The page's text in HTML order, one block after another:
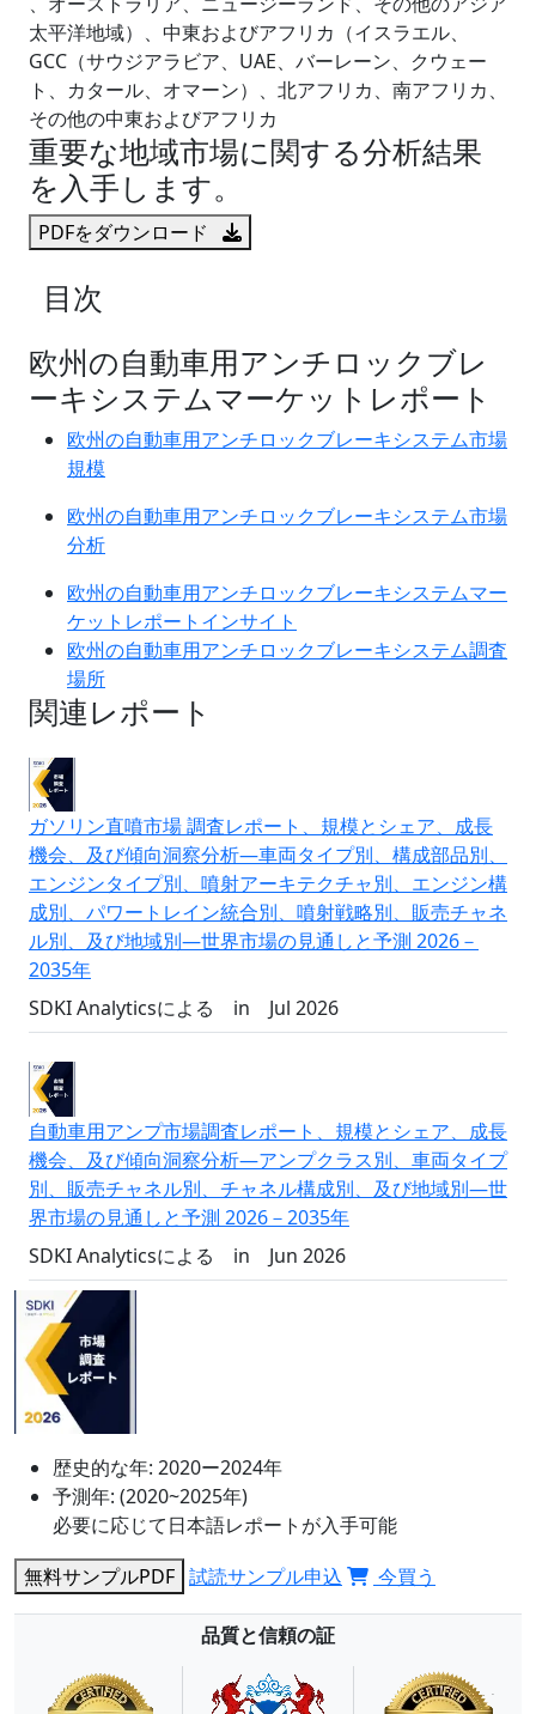
太平洋地域）、中東およびアフリカ（イスラエル、
GCC（サウジアラビア、UAE、バーレーン、クウェー
ト、カタール、オマーン）、北アフリカ、南アフリカ、
その他の中東およびアフリカ
重要な地域市場に関する分析結果
を入手します。
PDFをダウンロード
目次
欧州の自動車用アンチロックブレ
ーキシステムマーケットレポート
欧州の自動車用アンチロックブレーキシステム市場
規模
欧州の自動車用アンチロックブレーキシステム市場
分析
欧州の自動車用アンチロックブレーキシステムマー
ケットレポートインサイト
欧州の自動車用アンチロックブレーキシステム調査
場所
関連レポート
ガソリン直噴市場 調査レポート、規模とシェア、成長
機会、及び傾向洞察分析―車両タイプ別、構成部品別、
エンジンタイプ別、噴射アーキテクチャ別、エンジン構
成別、パワートレイン統合別、噴射戦略別、販売チャネ
ル別、及び地域別―世界市場の見通しと予測 2026－
2035年
SDKI Analyticsによる
in Jul 2026
自動車用アンプ市場調査レポート、規模とシェア、成長
機会、及び傾向洞察分析―アンプクラス別、車両タイプ
別、販売チャネル別、チャネル構成別、及び地域別―世
界市場の見通しと予測 2026－2035年
SDKI Analyticsによる
in Jun 2026
歴史的な年: 2020ー2024年
予測年: (2020~2025年)
必要に応じて日本語レポートが入手可能
無料サンプルPDF 試読サンプル申込 今買う
品質と信頼の証